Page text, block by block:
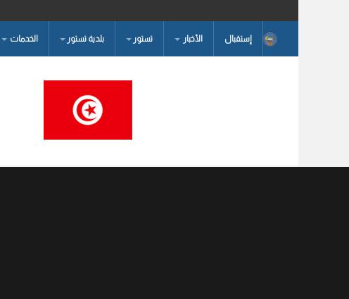
إستقبال الأخبار تستور بلدية تستور الخدمات